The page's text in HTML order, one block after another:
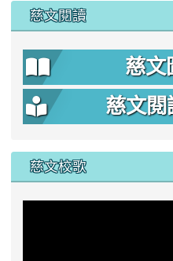
慈文閱讀
慈文
慈文閱
慈文校歌